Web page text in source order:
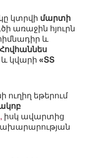
կտրվի մարտի
առաջին հյուրն
և
և կվարի «ՏՏ
ուղիղ եթերում
իսկ ավարտից